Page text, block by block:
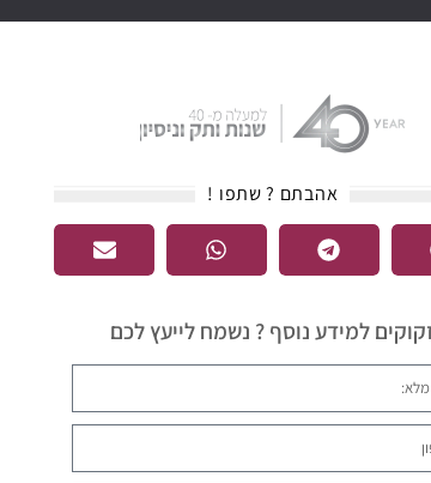
אהבתם ? שתפו !​
למידע נוסף ? נשמח לייעץ לכם